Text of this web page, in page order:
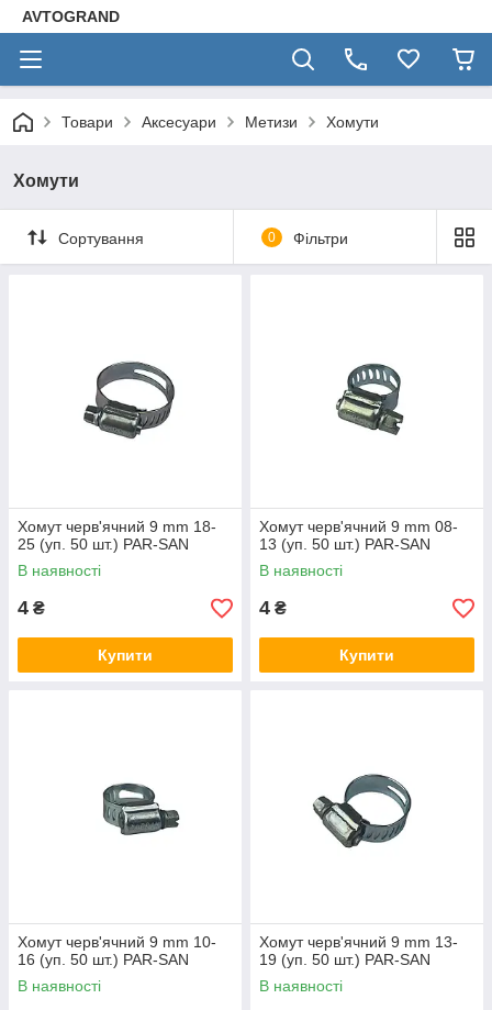
AVTOGRAND
Товари Аксесуари Метизи Хомути
Хомути
Сортування 0 Фільтри
Хомут черв'ячний 9 mm 18-
25 (уп. 50 шт.) PAR-SAN
В наявності
4 ₴
Купити
Хомут черв'ячний 9 mm 08-
13 (уп. 50 шт.) PAR-SAN
В наявності
4 ₴
Купити
Хомут черв'ячний 9 mm 10-
16 (уп. 50 шт.) PAR-SAN
В наявності
Хомут черв'ячний 9 mm 13-
19 (уп. 50 шт.) PAR-SAN
В наявності